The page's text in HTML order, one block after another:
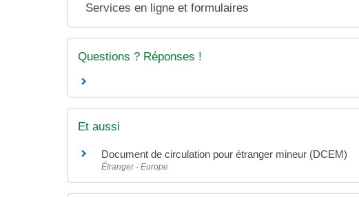
Services en ligne et formulaires
Questions ? Réponses !
Et aussi
Document de circulation pour étranger mineur (DCEM)
Étranger - Europe